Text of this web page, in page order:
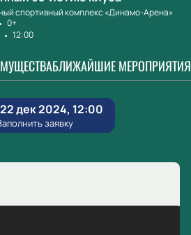
спортивный комплекс «Динамо-Арена»
0+
12:00
БЛИЖАЙШИЕ МЕРОПРИЯТИЯ